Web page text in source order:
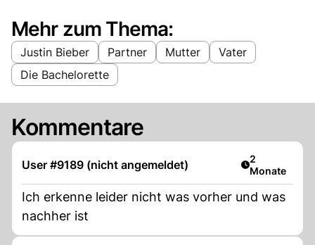
Mehr zum Thema:
Justin Bieber Partner Mutter
Vater
Die Bachelorette
Kommentare
User #9189 (nicht angemeldet) Artikel
2
Monate
Ich erkenne leider nicht was vorher und was
nachher ist